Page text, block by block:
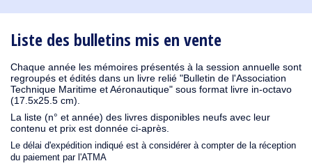
Liste des bulletins mis en vente
Chaque année les mémoires présentés à la session annuelle sont
regroupés et édités dans un livre relié "Bulletin de l'Association
Technique Maritime et Aéronautique" sous format livre in-octavo
(17.5x25.5 cm).
La liste (n° et année) des livres disponibles neufs avec leur
contenu et prix est donnée ci-après.
Le délai d'expédition indiqué est à considérer à compter de la réception
du paiement par l'ATMA
1910
1909 1908 1906 1905 1904 1903 1902 1901 1900
1895